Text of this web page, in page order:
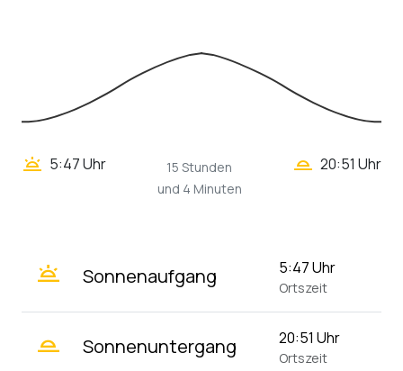
wb_twilight 5:47 Uhr
15 Stunden
und 4 Minuten
wb_twilight_2 20:51 Uhr
wb_twilight Sonnenaufgang 5:47 Uhr
Ortszeit
wb_twilight_2 Sonnenuntergang 20:51 Uhr
Ortszeit